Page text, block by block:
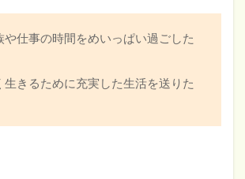
や仕事の時間をめいっぱい過ごした
生きるために充実した生活を送りた